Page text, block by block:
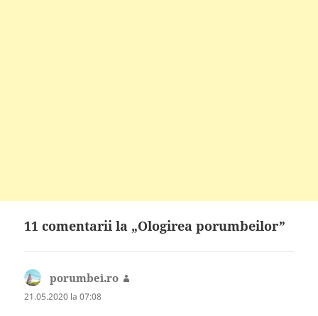
11 comentarii la „Ologirea porumbeilor”
porumbei.ro
21.05.2020 la 07:08